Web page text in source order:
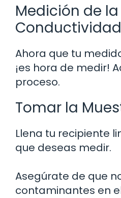
Medición de la
Ahora que tu
¡es hora de medir!
proceso.
Tomar la
Llena tu recipiente
que deseas medir.
Asegúrate de que
contaminantes en